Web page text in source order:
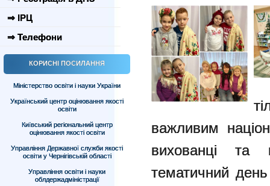
⇒ ІРЦ
⇒ Телефони
КОРИСНІ ПОСИЛАННЯ
Міністерство освіти і науки України
Український центр оцінювання якості
освіти
Київський регіональний центр
оцінювання якості освіти
Управління Державної служби якості
освіти у Чернігівській області
Управління освіти і науки
облдержадміністрації
важливим
вихованці
тематичний